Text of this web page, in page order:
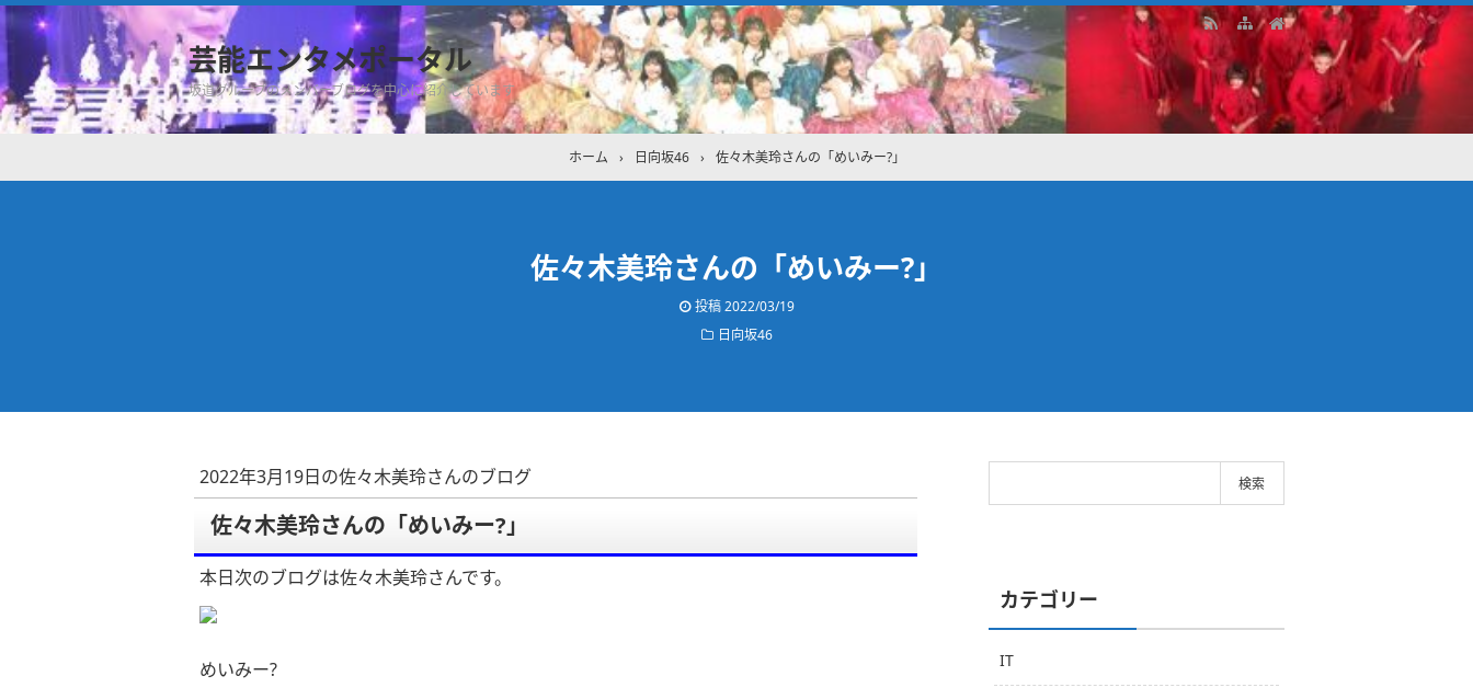
芸能エンタメポータル
坂道グループのメンバーブログを中心に紹介しています
ホーム › 日向坂46 › 佐々木美玲さんの「めいみー?」
佐々木美玲さんの「めいみー?」
投稿2022/03/19
日向坂46
2022年3月19日の佐々木美玲さんのブログ
佐々木美玲さんの「めいみー?」
本日次のブログは佐々木美玲さんです。
めいみー?
カテゴリー
IT